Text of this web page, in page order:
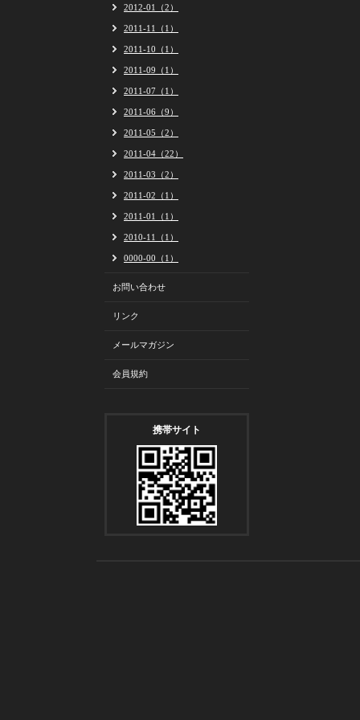
2012-01（2）
2011-11（1）
2011-10（1）
2011-09（1）
2011-07（1）
2011-06（9）
2011-05（2）
2011-04（22）
2011-03（2）
2011-02（1）
2011-01（1）
2010-11（1）
0000-00（1）
お問い合わせ
リンク
メールマガジン
会員規約
携帯サイト